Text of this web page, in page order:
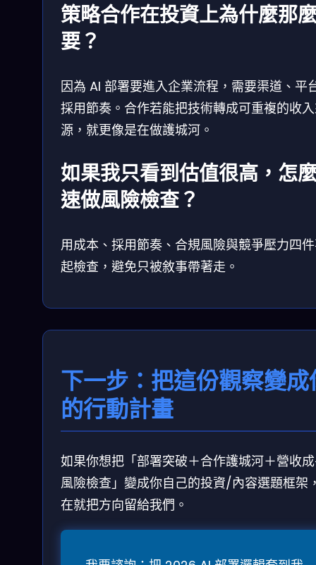
策略合作在投資上為什麼那
要？
因為 AI 部署要進入企業流程，需要渠道、平
採用節奏。合作若能把技術轉成可重複的收
源，就更像是在做護城河。
如果我只看到估值很高，怎
速做風險檢查？
用成本、採用節奏、合規風險與競爭壓力四
起檢查，避免只被敘事帶著走。
下一步：把這份觀察變成
的行動計畫
如果你想把「部署突破＋合作護城河＋營收
風險檢查」變成你自己的投資/內容選題框架
在就把方向留給我們。